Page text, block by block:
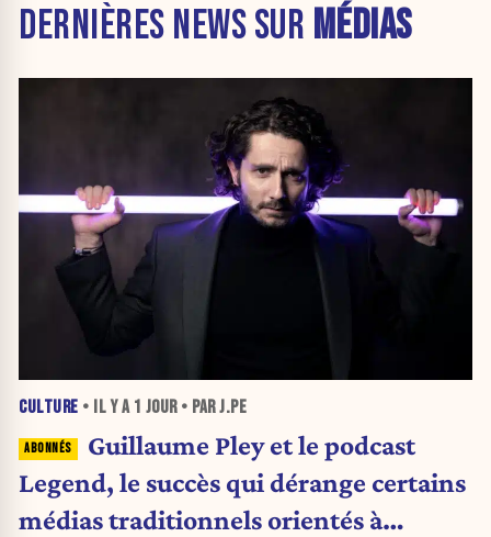
DERNIÈRES NEWS SUR MÉDIAS
CULTURE • IL Y A 1 JOUR• PAR J.PE
Guillaume Pley et le podcast
Legend, le succès qui dérange certains
médias traditionnels orientés à